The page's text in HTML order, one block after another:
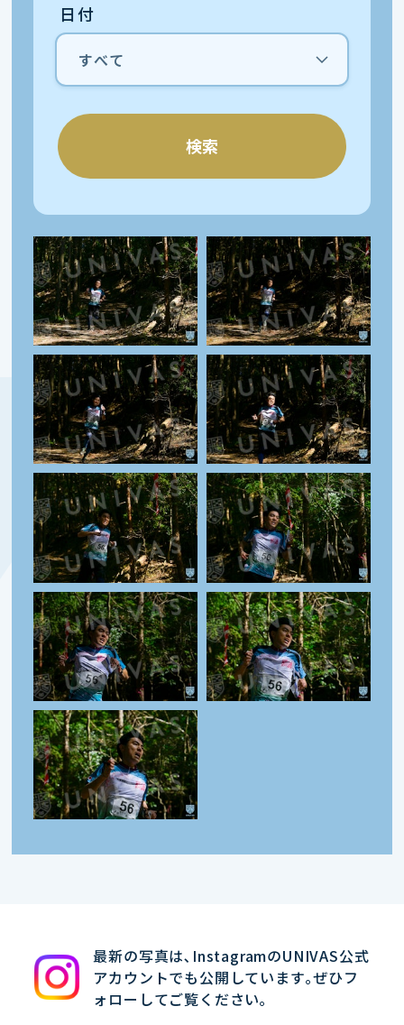
日付
検索
最新の写真は､InstagramのUNIVAS公式
アカウントでも公開しています｡ぜひフ
ォローしてご覧ください｡